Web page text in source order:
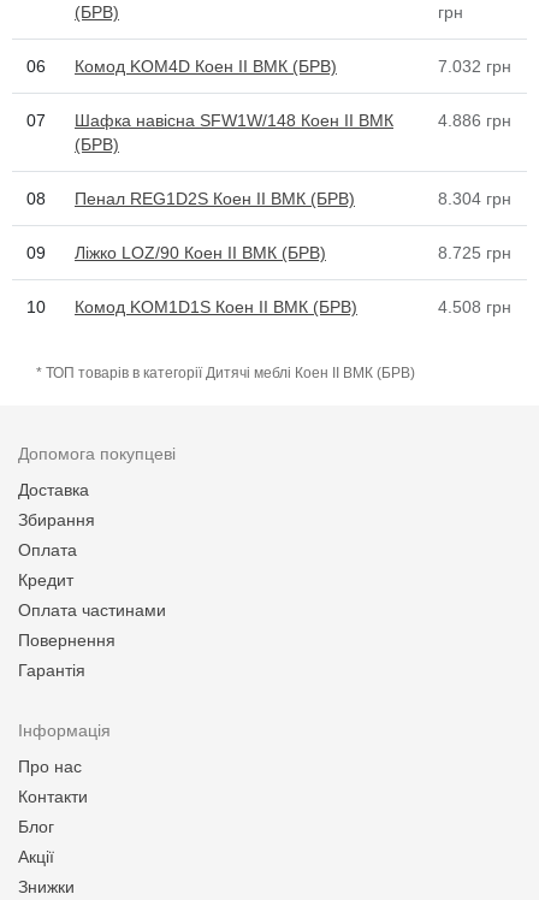
(БРВ)
грн
06 Комод KOM4D Коен II ВМК (БРВ) 7.032 грн
07
Шафка навісна SFW1W/148 Коен II ВМК
(БРВ)
4.886 грн
08 Пенал REG1D2S Коен II ВМК (БРВ) 8.304 грн
09 Ліжко LOZ/90 Коен II ВМК (БРВ) 8.725 грн
10 Комод KOM1D1S Коен II ВМК (БРВ) 4.508 грн
* ТОП товарів в категорії Дитячі меблі Коен II ВМК (БРВ)
Допомога покупцеві
Доставка
Збирання
Оплата
Кредит
Оплата частинами
Повернення
Гарантія
Інформація
Про нас
Контакти
Блог
Акції
Знижки